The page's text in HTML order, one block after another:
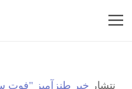
نتشار خبر طنزآمیز "فوت